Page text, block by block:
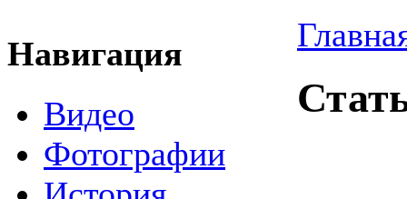
Навигация
Видео
Фотографии